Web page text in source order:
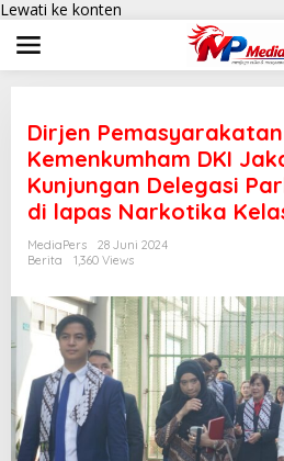
Lewati ke konten
Dirjen
Kemenkumham DKI
Kunjungan Delegasi
di lapas Narkotika
MediaPers
28 Juni 2024
Berita
1,360 Views